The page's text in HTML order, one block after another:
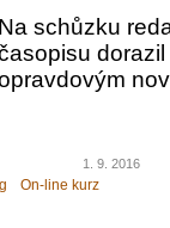
Na schůzku
1. 9. 2016
On-line kurz